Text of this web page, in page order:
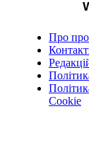
Про
Cookie